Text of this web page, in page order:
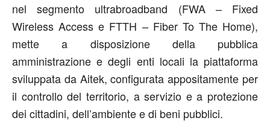
nel segmento ultrabroadband (FWA – Fixed
Wireless Access e FTTH – Fiber To The Home),
mette a disposizione della pubblica
amministrazione e degli enti locali la piattaforma
sviluppata da Aitek, configurata appositamente per
il controllo del territorio, a servizio e a protezione
dei cittadini, dell’ambiente e di beni pubblici.